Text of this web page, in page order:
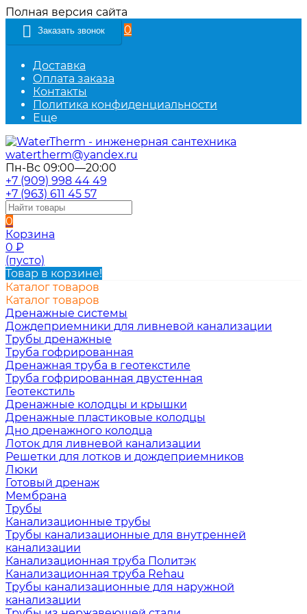
Полная версия сайта
Заказать звонок 0
Доставка
Оплата заказа
Контакты
Политика конфиденциальности
Еще
watertherm@yandex.ru
Пн-Вс 09:00—20:00
+7 (909) 998 44 49
+7 (963) 611 45 57
0
Корзина
0 ₽
(пусто)
Товар в корзине!
Каталог товаров
Каталог товаров
Дренажные системы
Дождеприемники для ливневой канализации
Трубы дренажные
Труба гофрированная
Дренажная труба в геотекстиле
Труба гофрированная двустенная
Геотекстиль
Дренажные колодцы и крышки
Дренажные пластиковые колодцы
Дно дренажного колодца
Лоток для ливневой канализации
Решетки для лотков и дождеприемников
Люки
Готовый дренаж
Мембрана
Трубы
Канализационные трубы
Трубы канализационные для внутренней
канализации
Канализационная труба Политэк
Канализационная труба Rehau
Трубы канализационные для наружной
канализации